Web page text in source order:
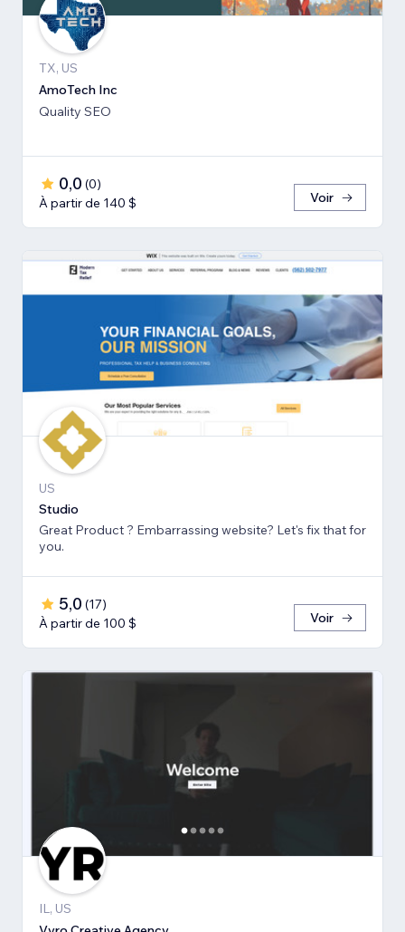
TX, US
AmoTech Inc
Quality SEO
0,0 (0)
À partir de 140 $
Voir
US
Studio
Great Product ? Embarrassing website? Let's fix that for
you.
5,0 (17)
À partir de 100 $
Voir
IL, US